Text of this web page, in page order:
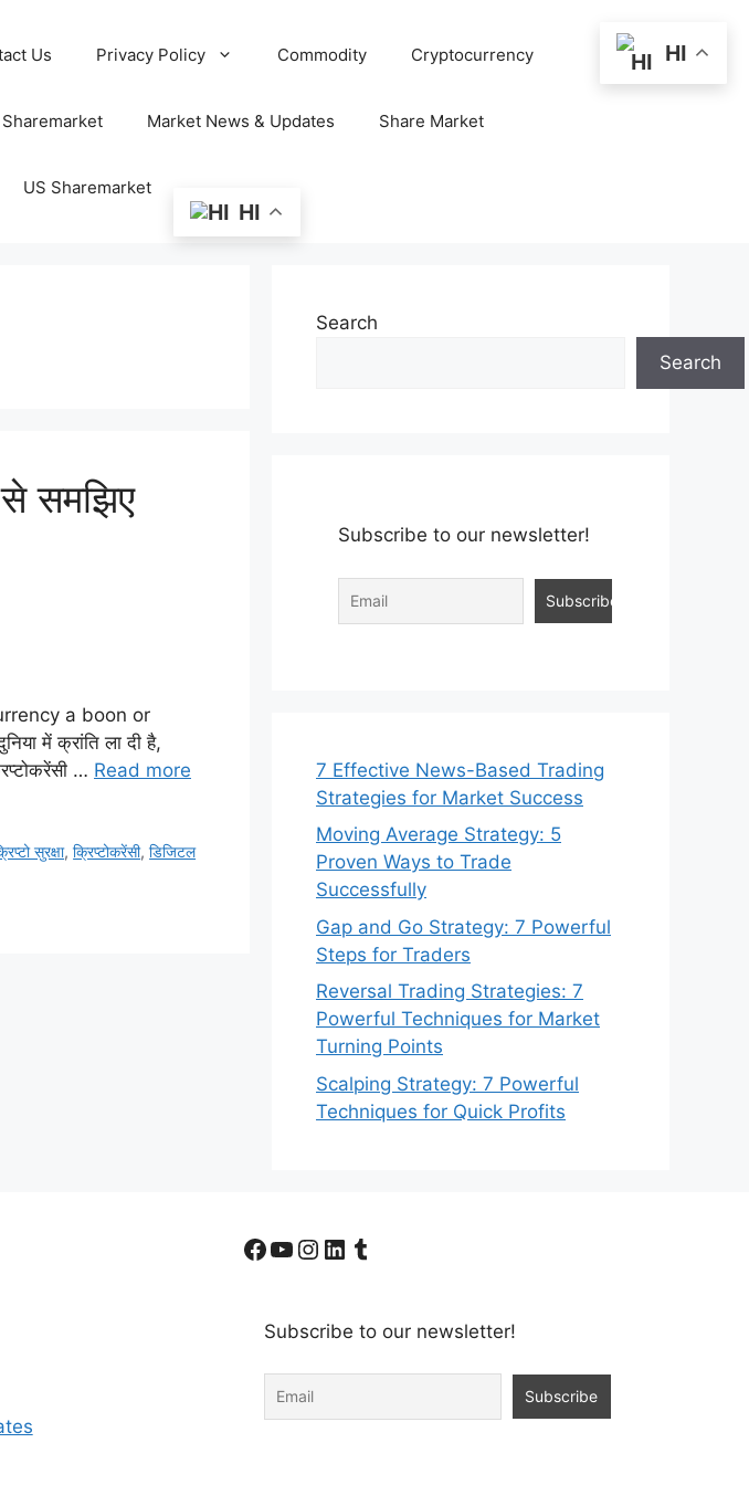
Us Privacy Policy Commodity Cryptocurrency
Market News & Updates Share Market
US Sharemarket
HI
से समझिए
a boon or
में क्रांति ला दी है,
… Read more
सुरक्षा,क्रिप्टोकरेंसी,डिजिटल
Search
Search
Subscribe to our newsletter!
7 Effective News-Based Trading
Strategies for Market Success
Moving Average Strategy: 5
Proven Ways to Trade
Successfully
Gap and Go Strategy: 7 Powerful
Steps for Traders
Reversal Trading Strategies: 7
Powerful Techniques for Market
Turning Points
Scalping Strategy: 7 Powerful
Techniques for Quick Profits
Facebook
YouTube
Instagram
LinkedIn
Tumblr
Subscribe to our newsletter!
HI